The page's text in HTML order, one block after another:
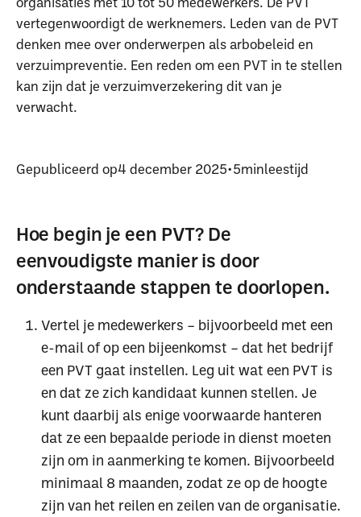
vertegenwoordigt de werknemers. Leden van de PVT
denken mee over onderwerpen als arbobeleid en
verzuimpreventie. Een reden om een PVT in te stellen
kan zijn dat je verzuimverzekering dit van je
verwacht.
Gepubliceerd op4 december 2025•5minleestijd
Hoe begin je een PVT? De
eenvoudigste manier is door
onderstaande stappen te doorlopen.
Vertel je medewerkers – bijvoorbeeld met een
e-mail of op een bijeenkomst – dat het bedrijf
een PVT gaat instellen. Leg uit wat een PVT is
en dat ze zich kandidaat kunnen stellen. Je
kunt daarbij als enige voorwaarde hanteren
dat ze een bepaalde periode in dienst moeten
zijn om in aanmerking te komen. Bijvoorbeeld
minimaal 8 maanden, zodat ze op de hoogte
zijn van het reilen en zeilen van de organisatie.